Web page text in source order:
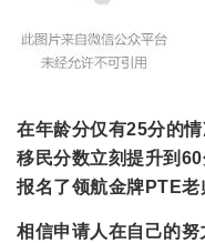
在年龄分仅有25分的
移民分数立刻提升到
报名了领航金牌PTE
相信申请人在自己的